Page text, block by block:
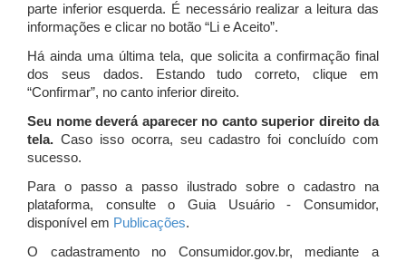
parte inferior esquerda. É necessário realizar a leitura das
informações e clicar no botão “Li e Aceito”.
Há ainda uma última tela, que solicita a confirmação final
dos seus dados. Estando tudo correto, clique em
“Confirmar”, no canto inferior direito.
Seu nome deverá aparecer no canto superior direito da
tela. Caso isso ocorra, seu cadastro foi concluído com
sucesso.
Para o passo a passo ilustrado sobre o cadastro na
plataforma, consulte o Guia Usuário - Consumidor,
disponível em Publicações.
O cadastramento no Consumidor.gov.br, mediante a